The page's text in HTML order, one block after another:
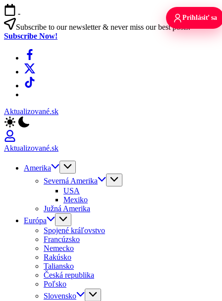
Skip
to
content
-
Subscribe to our newsletter & never miss our best posts.
Subscribe Now!
Facebook
X
TikTok
Aktualizované.sk
Aktualizované.sk
Amerika
Severná Amerika
USA
Mexiko
Južná Amerika
Európa
Spojené kráľovstvo
Francúzsko
Nemecko
Rakúsko
Taliansko
Česká republika
Poľsko
Slovensko
Prihlásiť sa